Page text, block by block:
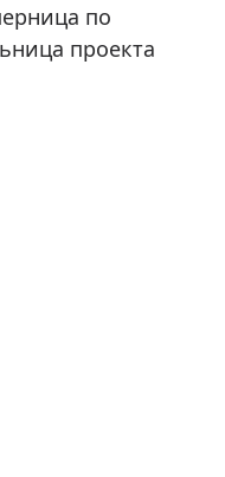
по
проекта